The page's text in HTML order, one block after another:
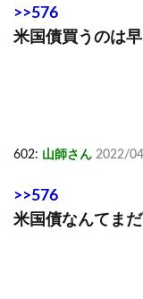
>>576
米国債買うのは
602: 山師さん 2022/
>>576
米国債なんてま